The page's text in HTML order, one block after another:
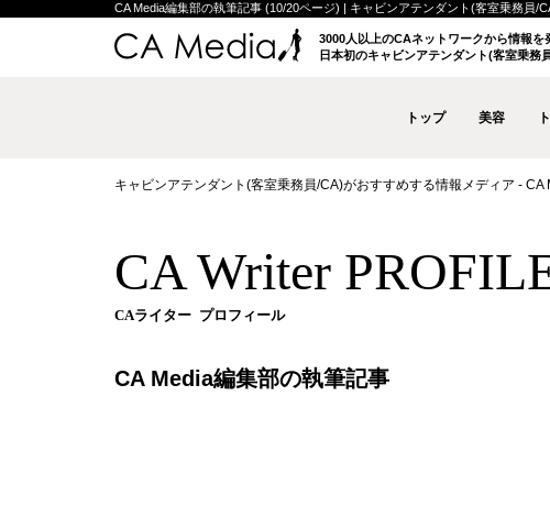
CA Media編集部の執筆記事 (10/20ページ) | キャビンアテンダント(客室乗務員/
3000人以上のCAネットワークから情報を
日本初のキャビンアテンダント(客室乗務
トップ 美容
キャビンアテンダント(客室乗務員/CA)がおすすめする情報メディア - CA
CA Writer
CAライター プロフィール
CA Media編集部の執筆記事